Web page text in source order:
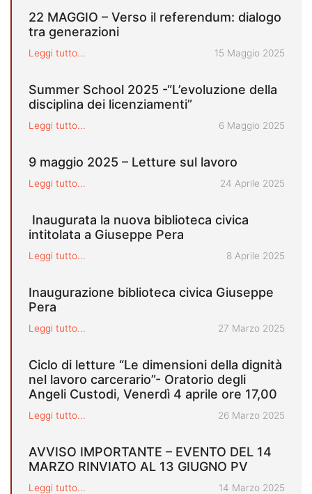
22 MAGGIO – Verso il referendum: dialogo
tra generazioni
Leggi tutto... Pubblicato il
15 Maggio 2025
Summer School 2025 -“L’evoluzione della
disciplina dei licenziamenti”
Leggi tutto... Pubblicato il
6 Maggio 2025
9 maggio 2025 – Letture sul lavoro
Leggi tutto... Pubblicato il
24 Aprile 2025
Inaugurata la nuova biblioteca civica
intitolata a Giuseppe Pera
Leggi tutto... Pubblicato il
8 Aprile 2025
Inaugurazione biblioteca civica Giuseppe
Pera
Leggi tutto... Pubblicato il
27 Marzo 2025
Ciclo di letture “Le dimensioni della dignità
nel lavoro carcerario”- Oratorio degli
Angeli Custodi, Venerdì 4 aprile ore 17,00
Leggi tutto... Pubblicato il
26 Marzo 2025
AVVISO IMPORTANTE – EVENTO DEL 14
MARZO RINVIATO AL 13 GIUGNO PV
Leggi tutto... Pubblicato il
14 Marzo 2025